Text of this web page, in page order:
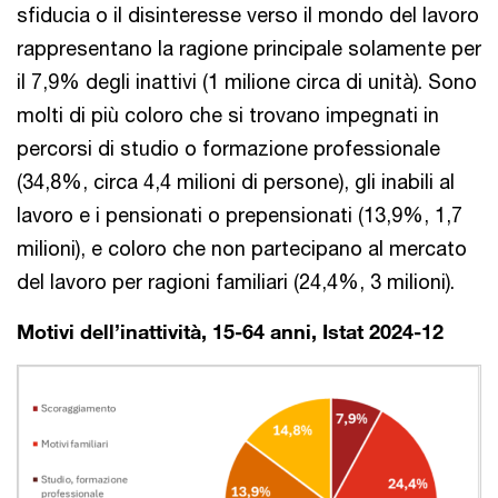
sfiducia o il disinteresse verso il mondo del lavoro
rappresentano la ragione principale solamente per
il 7,9% degli inattivi (1 milione circa di unità). Sono
molti di più coloro che si trovano impegnati in
percorsi di studio o formazione professionale
(34,8%, circa 4,4 milioni di persone), gli inabili al
lavoro e i pensionati o prepensionati (13,9%, 1,7
milioni), e coloro che non partecipano al mercato
del lavoro per ragioni familiari (24,4%, 3 milioni).
Motivi dell’inattività, 15-64 anni, Istat 2024-12